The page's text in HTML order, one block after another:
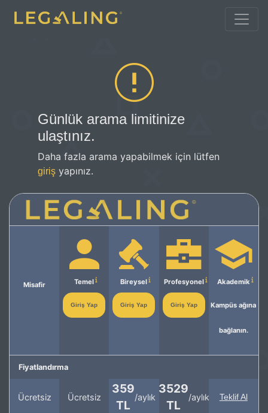
Günlük arama limitinize
ulaştınız.
Daha fazla arama yapabilmek için lütfen
giriş yapınız.
Misafir Temel
Giriş Yap
Bireysel
Giriş Yap
Profesyonel
Giriş Yap
Akademik
Kampüs ağına
bağlanın.
Fiyatlandırma
Ücretsiz Ücretsiz
359
TL
/aylık
3529
TL
/aylık Teklif Al